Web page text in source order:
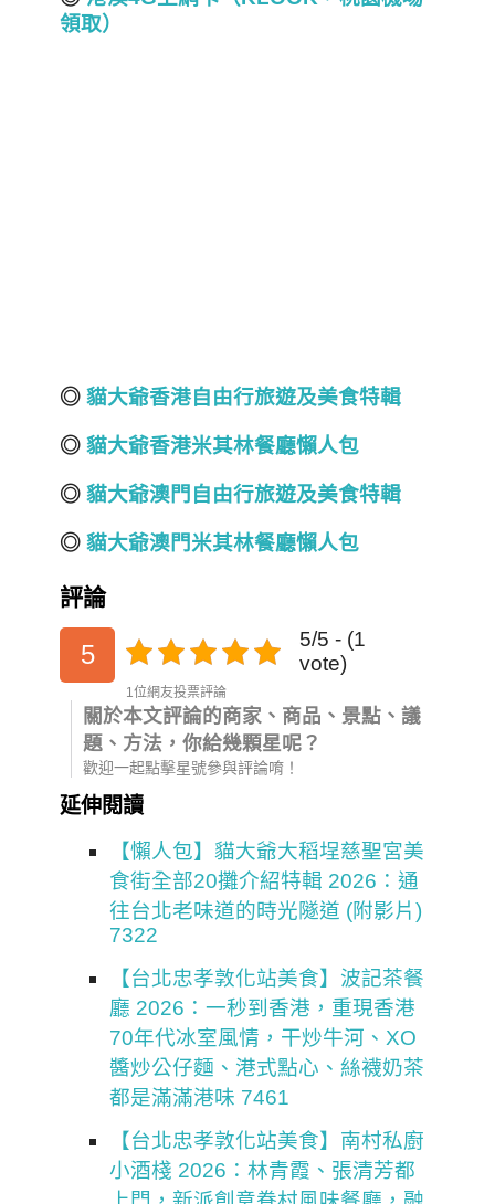
領取）
◎ 貓大爺香港自由行旅遊及美食特輯
◎ 貓大爺香港米其林餐廳懶人包
◎ 貓大爺澳門自由行旅遊及美食特輯
◎ 貓大爺澳門米其林餐廳懶人包
評論
5
5/5 - (1
vote)
1位網友投票評論
關於本文評論的商家、商品、景點、議
題、方法，你給幾顆星呢？
歡迎一起點擊星號參與評論唷！
延伸閱讀
【懶人包】貓大爺大稻埕慈聖宮美
食街全部20攤介紹特輯 2026：通
往台北老味道的時光隧道 (附影片)
7322
【台北忠孝敦化站美食】波記茶餐
廳 2026：一秒到香港，重現香港
70年代冰室風情，干炒牛河、XO
醬炒公仔麵、港式點心、絲襪奶茶
都是滿滿港味 7461
【台北忠孝敦化站美食】南村私廚
小酒棧 2026：林青霞、張清芳都